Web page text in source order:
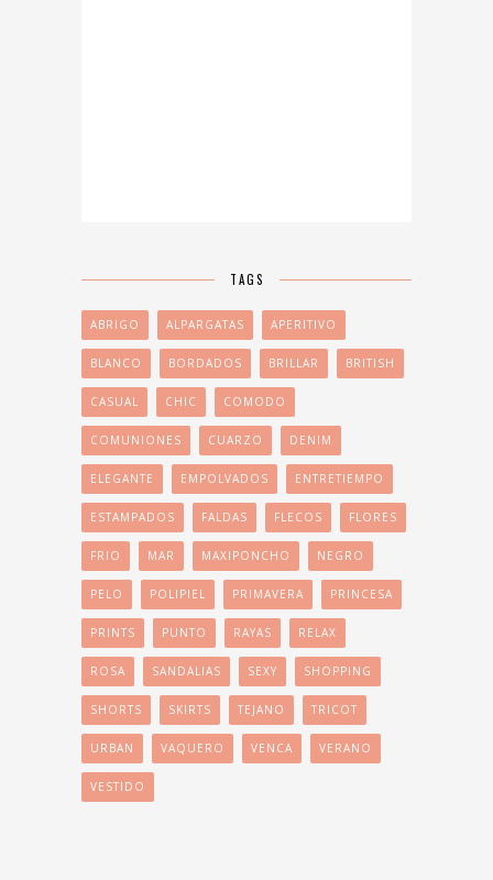
TAGS
ABRIGO ALPARGATAS APERITIVO
BLANCO BORDADOS BRILLAR BRITISH
CASUAL CHIC COMODO
COMUNIONES CUARZO DENIM
ELEGANTE EMPOLVADOS ENTRETIEMPO
ESTAMPADOS FALDAS FLECOS FLORES
FRIO MAR MAXIPONCHO NEGRO
PELO POLIPIEL PRIMAVERA PRINCESA
PRINTS PUNTO RAYAS RELAX
ROSA SANDALIAS SEXY SHOPPING
SHORTS SKIRTS TEJANO TRICOT
URBAN VAQUERO VENCA VERANO
VESTIDO